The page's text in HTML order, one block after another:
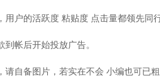
户的活跃度 粘贴度 点击量都领先同
帐后开始投放广告。
自备图片，若实在不会 小编也可已